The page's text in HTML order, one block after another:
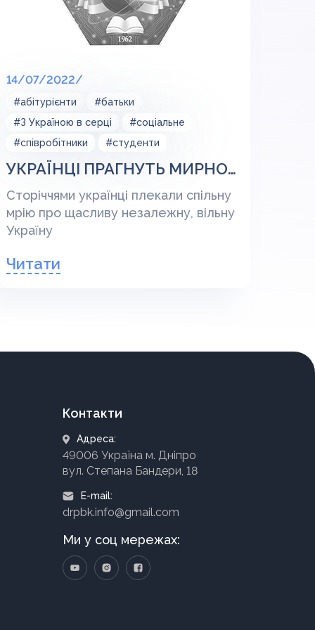
14/07/2022/
#абітурієнти
#батьки
#З Україною в серці
#соціальне
#співробітники
#студенти
УКРАЇНЦІ ПРАГНУТЬ МИРНОГО, ВІЛЬНОГО І ЩАСЛИВОГО МАЙБУТНЬОГО
Сторіччями українці плекали спільну
мрію про щасливу незалежну, вільну
Україну
Читати
Контакти
Адреса:
49006 Україна м. Дніпро
вул. Степана Бандери, 18
E-mail:
drpbk.info@gmail.com
Ми у соц мережах: